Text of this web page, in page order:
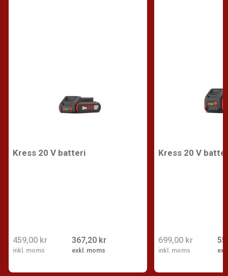
Kress 20 V batteri
367,20 kr
exkl. moms
459,00 kr
inkl. moms
Kress 20 V
699,00 kr
inkl. moms